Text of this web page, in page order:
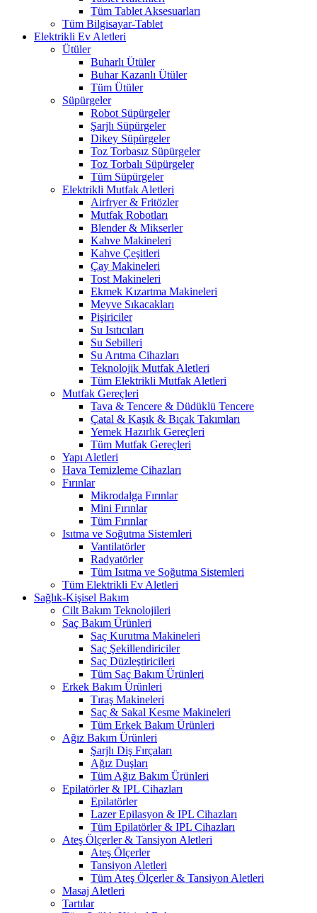
Tüm Tablet Aksesuarları
Tüm Bilgisayar-Tablet
Elektrikli Ev Aletleri
Ütüler
Buharlı Ütüler
Buhar Kazanlı Ütüler
Tüm Ütüler
Süpürgeler
Robot Süpürgeler
Şarjlı Süpürgeler
Dikey Süpürgeler
Toz Torbasız Süpürgeler
Toz Torbalı Süpürgeler
Tüm Süpürgeler
Elektrikli Mutfak Aletleri
Airfryer & Fritözler
Mutfak Robotları
Blender & Mikserler
Kahve Makineleri
Kahve Çeşitleri
Çay Makineleri
Tost Makineleri
Ekmek Kızartma Makineleri
Meyve Sıkacakları
Pişiriciler
Su Isıtıcıları
Su Sebilleri
Su Arıtma Cihazları
Teknolojik Mutfak Aletleri
Tüm Elektrikli Mutfak Aletleri
Mutfak Gereçleri
Tava & Tencere & Düdüklü Tencere
Çatal & Kaşık & Bıçak Takımları
Yemek Hazırlık Gereçleri
Tüm Mutfak Gereçleri
Yapı Aletleri
Hava Temizleme Cihazları
Fırınlar
Mikrodalga Fırınlar
Mini Fırınlar
Tüm Fırınlar
Isıtma ve Soğutma Sistemleri
Vantilatörler
Radyatörler
Tüm Isıtma ve Soğutma Sistemleri
Tüm Elektrikli Ev Aletleri
Sağlık-Kişisel Bakım
Cilt Bakım Teknolojileri
Saç Bakım Ürünleri
Saç Kurutma Makineleri
Saç Şekillendiriciler
Saç Düzleştiricileri
Tüm Saç Bakım Ürünleri
Erkek Bakım Ürünleri
Tıraş Makineleri
Saç & Sakal Kesme Makineleri
Tüm Erkek Bakım Ürünleri
Ağız Bakım Ürünleri
Şarjlı Diş Fırçaları
Ağız Duşları
Tüm Ağız Bakım Ürünleri
Epilatörler & IPL Cihazları
Epilatörler
Lazer Epilasyon & IPL Cihazları
Tüm Epilatörler & IPL Cihazları
Ateş Ölçerler & Tansiyon Aletleri
Ateş Ölçerler
Tansiyon Aletleri
Tüm Ateş Ölçerler & Tansiyon Aletleri
Masaj Aletleri
Tartılar